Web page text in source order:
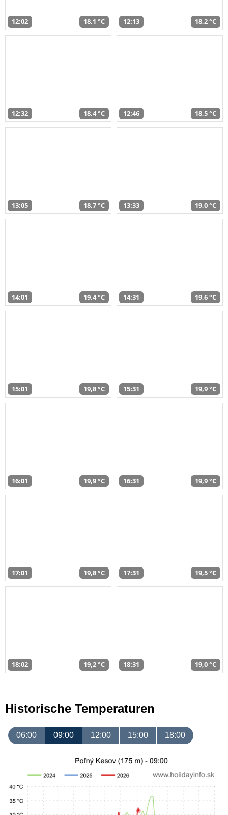
12:02 18,1 °C 12:13 18,2 °C
12:32 18,4 °C 12:46 18,5 °C
13:05 18,7 °C 13:33 19,0 °C
14:01 19,4 °C 14:31 19,6 °C
15:01 19,8 °C 15:31 19,9 °C
16:01 19,9 °C 16:31 19,9 °C
17:01 19,8 °C 17:31 19,5 °C
18:02 19,2 °C 18:31 19,0 °C
Historische Temperaturen
06:00 09:00 12:00 15:00 18:00